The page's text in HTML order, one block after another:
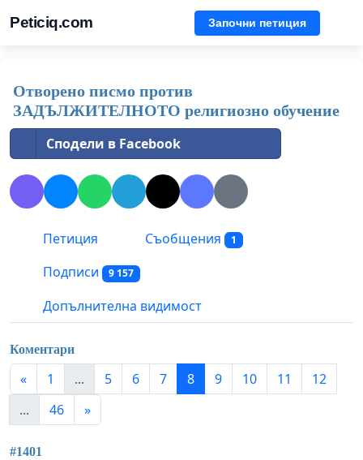
Peticiq.com Започни петиция
Отворено писмо против
ЗАДЪЛЖИТЕЛНОТО религиозно обучение
Сподели в Facebook
Петиция Съобщения 1
Подписи 9 157
Допълнителна видимост
Коментари
« 1 ... 5 6 7 8 9 10 11
12
...
46 »
#1401